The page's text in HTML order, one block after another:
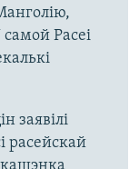
Расеі
заявілі
расейскай